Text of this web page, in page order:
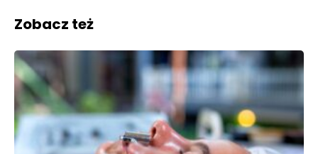
Zobacz też